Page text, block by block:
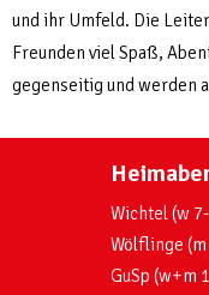
und ihr Umfeld. Die
Freunden viel Spaß,
gegenseitig und werden
Wichtel (w
Wölflinge
GuSp (w+m